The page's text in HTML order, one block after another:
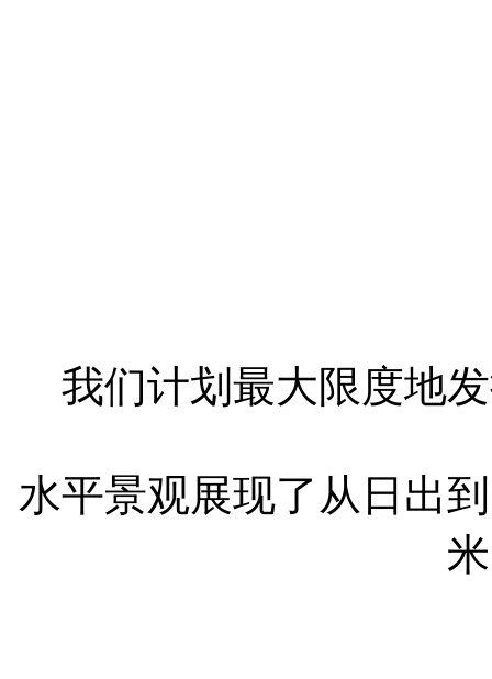
我们计划最大限度地
水平景观展现了从日出